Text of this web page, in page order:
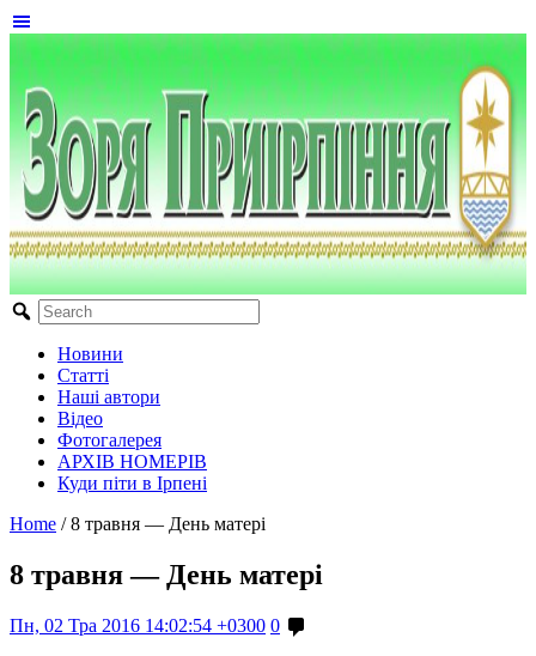
Новини
Статті
Наші автори
Відео
Фотогалерея
АРХІВ НОМЕРІВ
Куди піти в Ірпені
Home / 8 травня — День матері
8 травня — День матері
Пн, 02 Тра 2016 14:02:54 +0300 0